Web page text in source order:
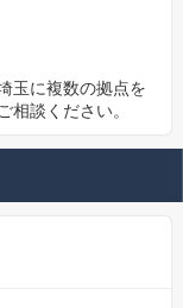
玉に複数の拠点を
相談ください。